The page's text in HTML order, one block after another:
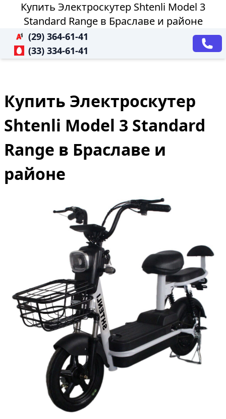
Купить Электроскутер Shtenli Model 3
Standard Range в Браславе и районе
(29) 364-61-41
(33) 334-61-41
Купить Электроскутер
Shtenli Model 3 Standard
Range в Браславе и
районе